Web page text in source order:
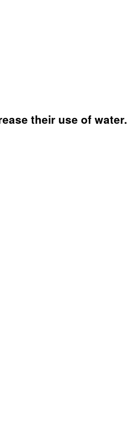
their use of water.